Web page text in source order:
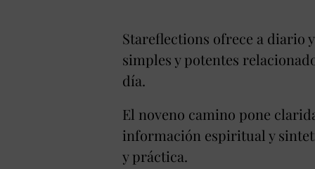
Stareflections ofrece a diario
simples y potentes
día.
El noveno camino pone
información espiritual y
y práctica.